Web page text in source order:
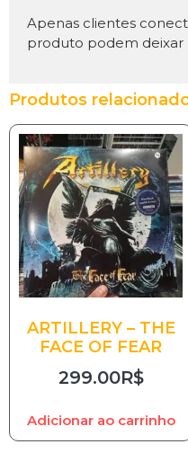
Apenas clientes
produto podem deixar
Produtos
ARTILLERY – THE
FACE OF FEAR
299.00R$
Adicionar ao carrinho